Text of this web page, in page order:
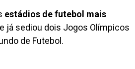
estádios de futebol mais
e já sediou dois Jogos Olímpicos
de Futebol.